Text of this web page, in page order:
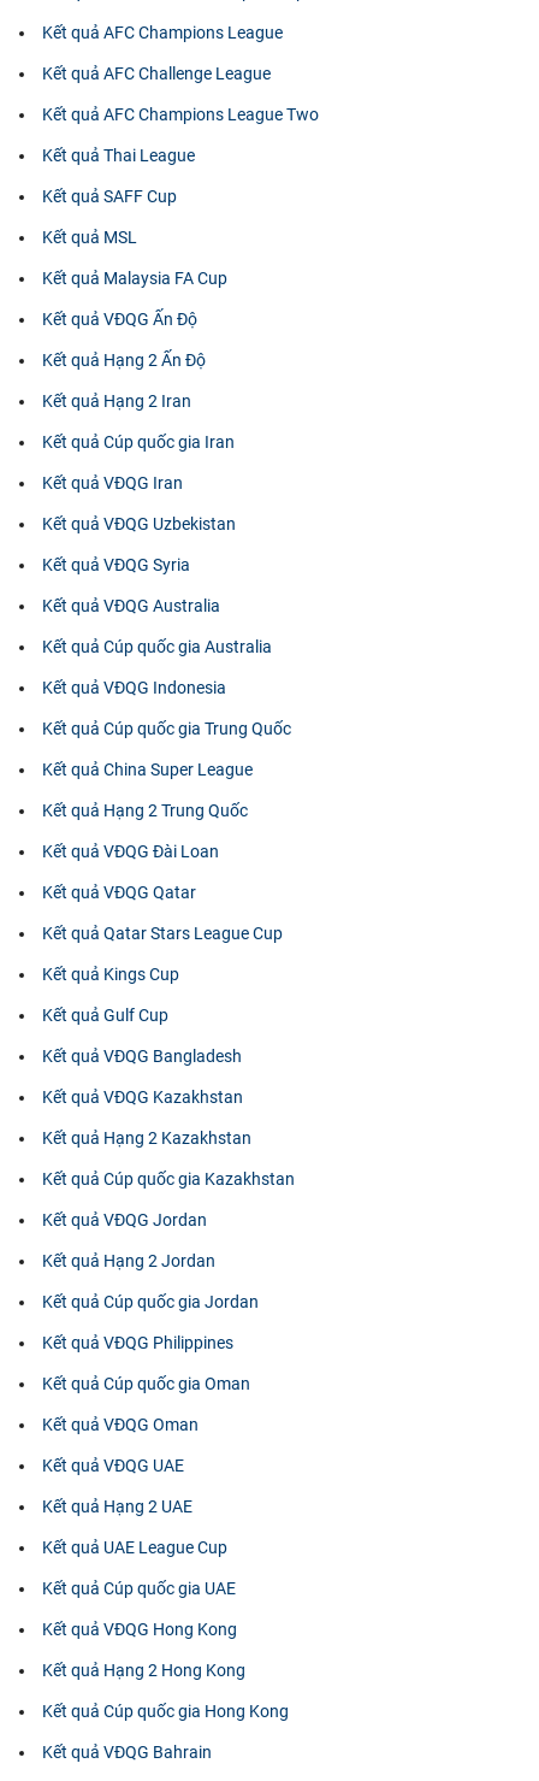
Kết quả AFC Champions League
Kết quả AFC Challenge League
Kết quả AFC Champions League Two
Kết quả Thai League
Kết quả SAFF Cup
Kết quả MSL
Kết quả Malaysia FA Cup
Kết quả VĐQG Ấn Độ
Kết quả Hạng 2 Ấn Độ
Kết quả Hạng 2 Iran
Kết quả Cúp quốc gia Iran
Kết quả VĐQG Iran
Kết quả VĐQG Uzbekistan
Kết quả VĐQG Syria
Kết quả VĐQG Australia
Kết quả Cúp quốc gia Australia
Kết quả VĐQG Indonesia
Kết quả Cúp quốc gia Trung Quốc
Kết quả China Super League
Kết quả Hạng 2 Trung Quốc
Kết quả VĐQG Đài Loan
Kết quả VĐQG Qatar
Kết quả Qatar Stars League Cup
Kết quả Kings Cup
Kết quả Gulf Cup
Kết quả VĐQG Bangladesh
Kết quả VĐQG Kazakhstan
Kết quả Hạng 2 Kazakhstan
Kết quả Cúp quốc gia Kazakhstan
Kết quả VĐQG Jordan
Kết quả Hạng 2 Jordan
Kết quả Cúp quốc gia Jordan
Kết quả VĐQG Philippines
Kết quả Cúp quốc gia Oman
Kết quả VĐQG Oman
Kết quả VĐQG UAE
Kết quả Hạng 2 UAE
Kết quả UAE League Cup
Kết quả Cúp quốc gia UAE
Kết quả VĐQG Hong Kong
Kết quả Hạng 2 Hong Kong
Kết quả Cúp quốc gia Hong Kong
Kết quả VĐQG Bahrain